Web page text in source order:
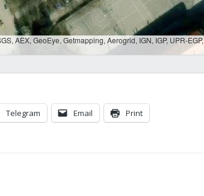
AEX, GeoEye, Getmapping, Aerogrid, IGN, IGP, UPR-EGP,
Telegram Email Print